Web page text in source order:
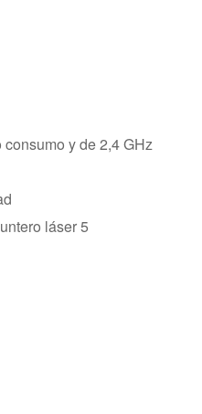
y de 2,4 GHz
láser 5